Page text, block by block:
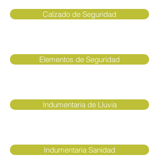
Calzado de Seguridad
Elementos de Seguridad
Indumentaria de Lluvia
Indumentaria Sanidad